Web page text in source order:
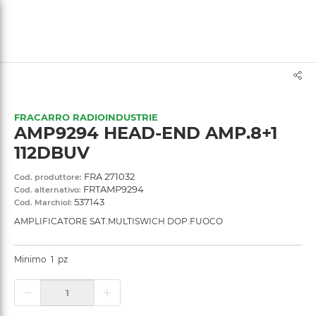
FRACARRO RADIOINDUSTRIE
AMP9294 HEAD-END AMP.8+1
112DBUV
Cod. produttore: FRA 271032
Cod. alternativo: FRTAMP9294
Cod. Marchiol: 537143
AMPLIFICATORE SAT.MULTISWICH DOP.FUOCO
Minimo 1 pz